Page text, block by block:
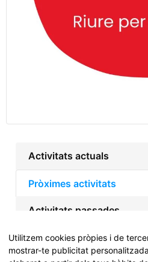
Activitats actuals
Pròximes activitats
Activitats passades
Actualment no hi ha
Utilitzem cookies pròpies i de
mostrar-te publicitat